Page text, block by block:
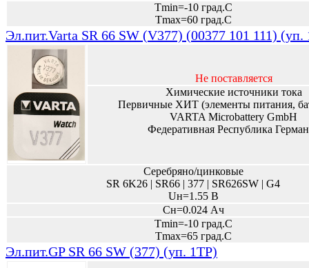
Tmin=-10 град.С
Tmax=60 град.С
Эл.пит.Varta SR 66 SW (V377) (00377 101 111) (уп.
Не поставляется
Химические источники тока
Первичные ХИТ (элементы питания,
VARTA Microbattery GmbH
Федеративная Республика
Серебряно/цинковые
SR 6K26 | SR66 | 377 | SR626SW | G4
Uн=1.55 В
Сн=0.024 Ач
Tmin=-10 град.С
Tmax=65 град.С
Эл.пит.GP SR 66 SW (377) (уп. 1TP)